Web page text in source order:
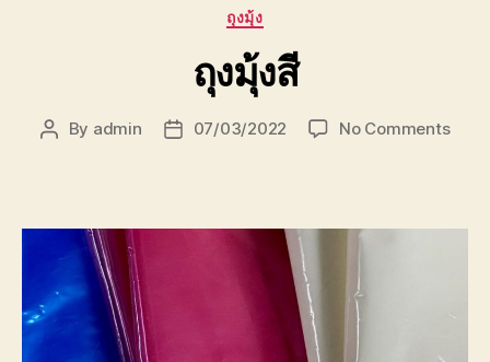
Categories
ถุงมุ้ง
ถุงมุ้งสี
Post
By admin
Post07/03/2022 No Commentson